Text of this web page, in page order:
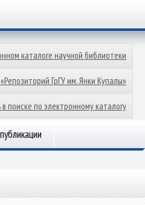
каталоге научной библиотеки
ГрГУ им. Янки Купалы»
поиске по электронному каталогу